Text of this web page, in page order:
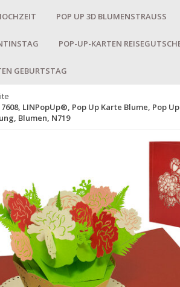
POP UP 3D BLUMENSTRAUSS
POP-UP-KARTEN
GEBURTSTAG
LINPopUp®, Pop Up Karte Blume, Pop
Blumen, N719